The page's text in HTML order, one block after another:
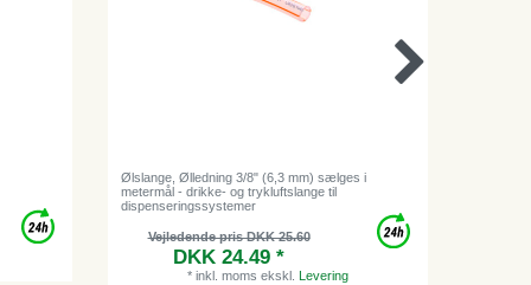
Ølslange, Ølledning 3/8" (6,3 mm) sælges i
metermål - drikke- og trykluftslange til
dispenseringssystemer
Vejledende pris DKK 25.60
DKK 24.49 *
* inkl. moms ekskl. Levering